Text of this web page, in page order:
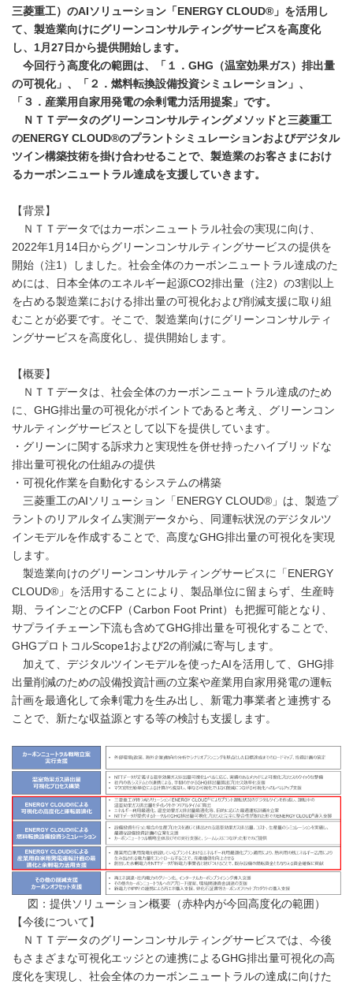
三菱重工）のAIソリューション「ENERGY CLOUD®」を活用し
て、製造業向けにグリーンコンサルティングサービスを高度化
し、1月27日から提供開始します。
今回行う高度化の範囲は、「１．GHG（温室効果ガス）排出量
の可視化」、「２．燃料転換設備投資シミュレーション」、
「３．産業用自家用発電の余剰電力活用提案」です。
ＮＴＴデータのグリーンコンサルティングメソッドと三菱重工
のENERGY CLOUD®のプラントシミュレーションおよびデジタル
ツイン構築技術を掛け合わせることで、製造業のお客さまにおけ
るカーボンニュートラル達成を支援していきます。
【背景】
ＮＴＴデータではカーボンニュートラル社会の実現に向け、
2022年1月14日からグリーンコンサルティングサービスの提供を
開始（注1）しました。社会全体のカーボンニュートラル達成のた
めには、日本全体のエネルギー起源CO2排出量（注2）の3割以上
を占める製造業における排出量の可視化および削減支援に取り組
むことが必要です。そこで、製造業向けにグリーンコンサルティ
ングサービスを高度化し、提供開始します。
【概要】
ＮＴＴデータは、社会全体のカーボンニュートラル達成のため
に、GHG排出量の可視化がポイントであると考え、グリーンコン
サルティングサービスとして以下を提供しています。
・グリーンに関する訴求力と実現性を併せ持ったハイブリッドな
排出量可視化の仕組みの提供
・可視化作業を自動化するシステムの構築
三菱重工のAIソリューション「ENERGY CLOUD®」は、製造プ
ラントのリアルタイム実測データから、同運転状況のデジタルツ
インモデルを作成することで、高度なGHG排出量の可視化を実現
します。
製造業向けのグリーンコンサルティングサービスに「ENERGY
CLOUD®」を活用することにより、製品単位に留まらず、生産時
期、ラインごとのCFP（Carbon Foot Print）も把握可能となり、
サプライチェーン下流も含めてGHG排出量を可視化することで、
GHGプロトコルScope1および2の削減に寄与します。
加えて、デジタルツインモデルを使ったAIを活用して、GHG排
出量削減のための設備投資計画の立案や産業用自家用発電の運転
計画を最適化して余剰電力を生み出し、新電力事業者と連携する
ことで、新たな収益源とする等の検討も支援します。
図：提供ソリューション概要（赤枠内が今回高度化の範囲）
【今後について】
ＮＴＴデータのグリーンコンサルティングサービスでは、今後
もさまざまな可視化エッジとの連携によるGHG排出量可視化の高
度化を実現し、社会全体のカーボンニュートラルの達成に向けた